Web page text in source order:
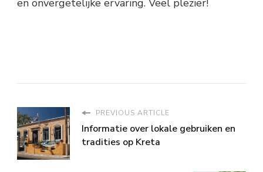
en onvergetelijke ervaring. Veel plezier!
PREVIOUS ARTICLE
Informatie over lokale gebruiken en
tradities op Kreta